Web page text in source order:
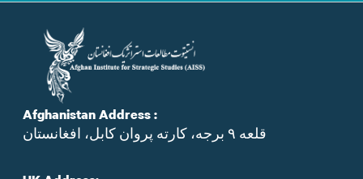
Afghanistan Address :
قلعه ۹ برجه، کارته پروان کابل، افغانستان